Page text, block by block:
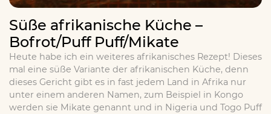
Süße afrikanische Küche –
Bofrot/Puff Puff/Mikate
Heute habe ich ein weiteres afrikanisches Rezept! Dieses
mal eine süße Variante der afrikanischen Küche, denn
dieses Gericht gibt es in fast jedem Land in Afrika nur
unter einem anderen Namen, zum Beispiel in Kongo
werden sie Mikate genannt und in Nigeria und Togo Puff